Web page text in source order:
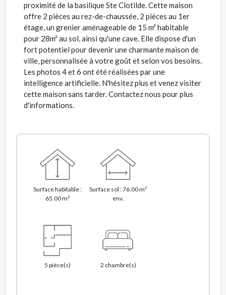
proximité de la basilique Ste Clotilde. Cette maison
offre 2 pièces au rez-de-chaussée, 2 pièces au 1er
étage, un grenier aménageable de 15 m² habitable
pour 28m² au sol, ainsi qu'une cave. Elle dispose d'un
fort potentiel pour devenir une charmante maison de
ville, personnalisée à votre goût et selon vos besoins.
Les photos 4 et 6 ont été réalisées par une
intelligence artificielle. N'hésitez plus et venez visiter
cette maison sans tarder. Contactez nous pour plus
d'informations.
Surface habitable :
65.00 m²
Surface sol : 76.00 m²
env.
5 pièce(s) 2 chambre(s)